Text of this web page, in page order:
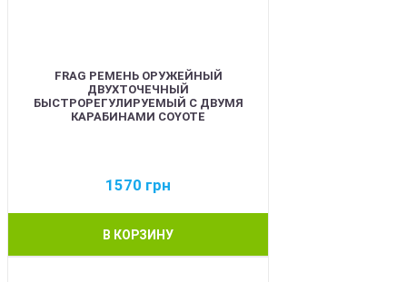
FRAG РЕМЕНЬ ОРУЖЕЙНЫЙ
ДВУХТОЧЕЧНЫЙ
БЫСТРОРЕГУЛИРУЕМЫЙ С ДВУМЯ
КАРАБИНАМИ COYOTE
1570 грн
В КОРЗИНУ